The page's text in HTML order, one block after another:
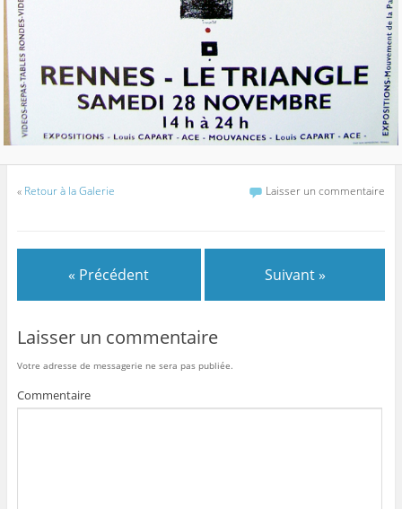
« Retour à la Galerie Laisser un commentaire
« Précédent Suivant »
Laisser un commentaire
Votre adresse de messagerie ne sera pas publiée.
Commentaire